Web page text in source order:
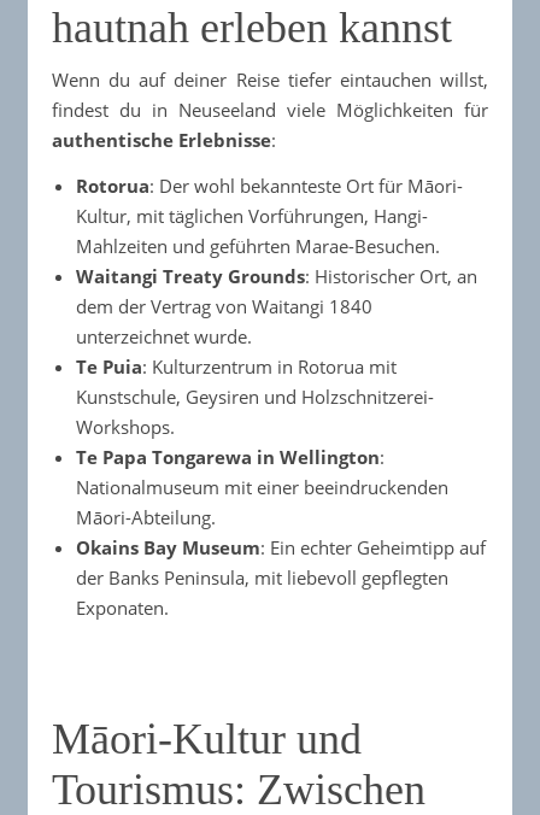
hautnah erleben kannst
Wenn du auf deiner Reise tiefer eintauchen willst,
findest du in Neuseeland viele Möglichkeiten für
authentische Erlebnisse:
Rotorua: Der wohl bekannteste Ort für Māori-
Kultur, mit täglichen Vorführungen, Hangi-
Mahlzeiten und geführten Marae-Besuchen.
Waitangi Treaty Grounds: Historischer Ort, an
dem der Vertrag von Waitangi 1840
unterzeichnet wurde.
Te Puia: Kulturzentrum in Rotorua mit
Kunstschule, Geysiren und Holzschnitzerei-
Workshops.
Te Papa Tongarewa in Wellington:
Nationalmuseum mit einer beeindruckenden
Māori-Abteilung.
Okains Bay Museum: Ein echter Geheimtipp auf
der Banks Peninsula, mit liebevoll gepflegten
Exponaten.
Māori-Kultur und
Tourismus: Zwischen